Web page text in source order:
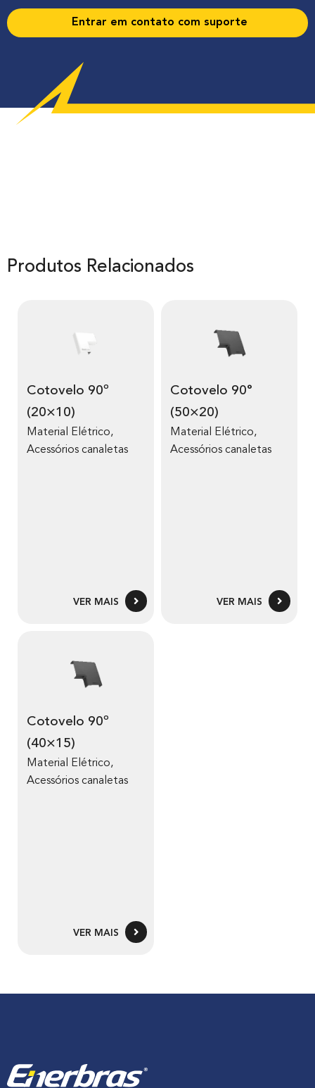
Entrar em contato com suporte
Produtos Relacionados
Cotovelo 90º
(20×10)
Material Elétrico,
Acessórios canaletas
VER MAIS
Cotovelo 90°
(50×20)
Material Elétrico,
Acessórios canaletas
VER MAIS
Cotovelo 90º
(40×15)
Material Elétrico,
Acessórios canaletas
VER MAIS